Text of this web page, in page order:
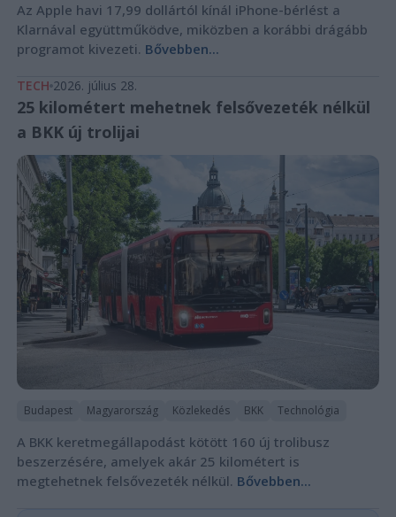
Az Apple havi 17,99 dollártól kínál iPhone-bérlést a
Klarnával együttműködve, miközben a korábbi drágább
programot kivezeti. Bővebben...
TECH 2026. július 28.
25 kilométert mehetnek felsővezeték nélkül
a BKK új trolijai
Budapest Magyarország Közlekedés BKK Technológia
A BKK keretmegállapodást kötött 160 új trolibusz
beszerzésére, amelyek akár 25 kilométert is
megtehetnek felsővezeték nélkül. Bővebben...